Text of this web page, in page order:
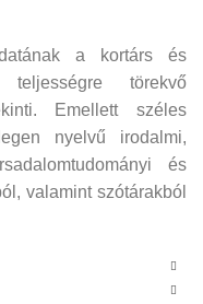
a kortárs és
törekvő
Emellett széles
nyelvű irodalmi,
és
valamint szótárakból